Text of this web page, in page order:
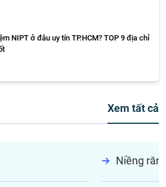
NIPT ở đâu uy tín TP.HCM? TOP 9 địa chỉ
Xem tất cả
Niềng